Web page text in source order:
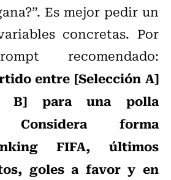
Es mejor pedir un
concretas. Por
recomendado:
entre [Selección A]
B] para una polla
Considera forma
FIFA, últimos
goles a favor y en